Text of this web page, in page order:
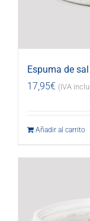
Espuma de
17,95€ (IVA
Añadir al carrito